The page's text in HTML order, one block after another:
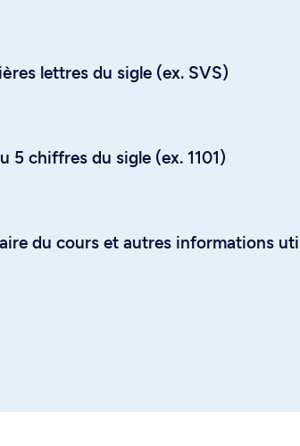
lettres du sigle (ex. SVS)
5 chiffres du sigle (ex. 1101)
du cours et autres informations